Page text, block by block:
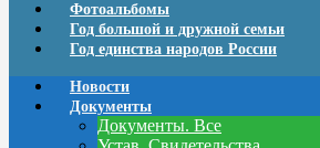
Фотоальбомы
Год большой и дружной семьи
Год единства народов России
Новости
Документы
Документы. Все